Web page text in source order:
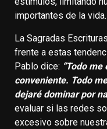
importantes de la vida.
La Sagradas
frente a estas
Pablo dice: “Todo
conveniente. Todo
dejaré dominar por
evaluar si las redes
excesivo sobre